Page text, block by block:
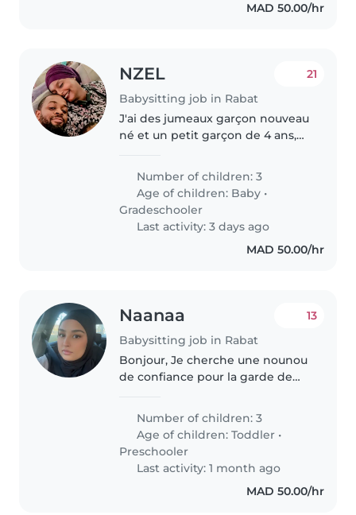
MAD 50.00/hr
NZEL
Babysitting job in Rabat
21
J'ai des jumeaux garçon nouveau
né et un petit garçon de 4 ans,
jumeaux d'une aide de temps a
autre
Number of children: 3
Age of children: Baby •
Gradeschooler
Last activity: 3 days ago
MAD 50.00/hr
Naanaa
Babysitting job in Rabat
13
Bonjour, Je cherche une nounou
de confiance pour la garde de
personne affectueuse et
patiente qui prendra le temps
qu'il faut avec eux car des
jumeaux c'est..
Number of children: 3
Age of children:Toddler •
Preschooler
Last activity: 1 month ago
MAD 50.00/hr